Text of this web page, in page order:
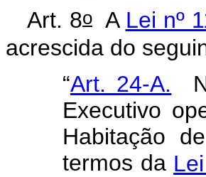
Art. 8oA Lei nº
acrescida do
“Art. 24-A.
Executivo
Habitação
termos da